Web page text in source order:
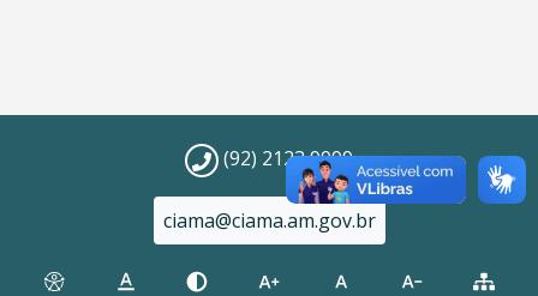
(92) 2123 9999
ciama@ciama.am.gov.br